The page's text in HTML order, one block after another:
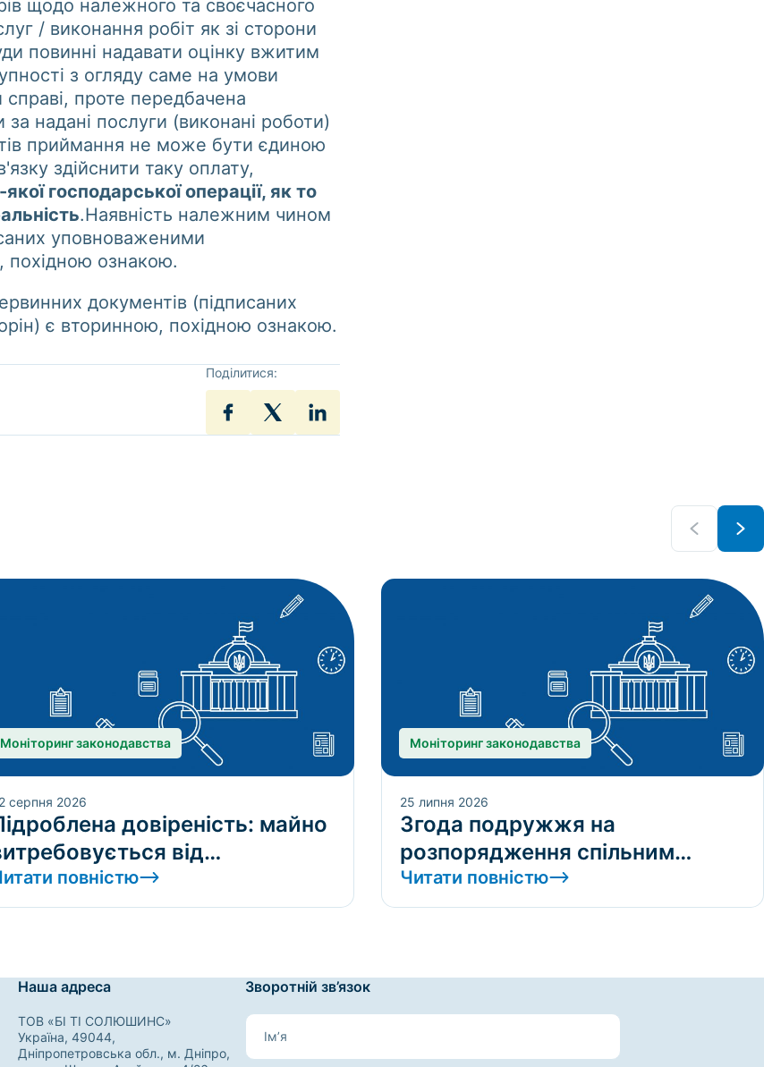
щодо належного та своєчасного
/ виконання робіт як зі сторони
повинні надавати оцінку вжитим
з огляду саме на умови
проте передбачена
надані послуги (виконані роботи)
приймання не може бути єдиною
здійснити таку оплату,
господарської операції, як то
.Наявність належним чином
уповноваженими
похідною ознакою.
документів (підписаних
є вторинною, похідною ознакою.
Поділитися:
Моніторинг законодавства
серпня 2026
довіреність: майно
від
набувача
від кількості
повністю
Моніторинг законодавства
25 липня 2026
Згода подружжя на
розпорядження спільним
майном: без неї договір
недійсний лише за
Читати повністю
Наша адреса
ТОВ «БІ ТІ СОЛЮШИНС»
Україна, 49044,
Дніпропетровська обл., м. Дніпро,
Зворотній зв’язок